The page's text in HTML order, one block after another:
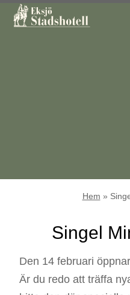
Hem »
Singel
Den 14 februari
Är du redo att träffa